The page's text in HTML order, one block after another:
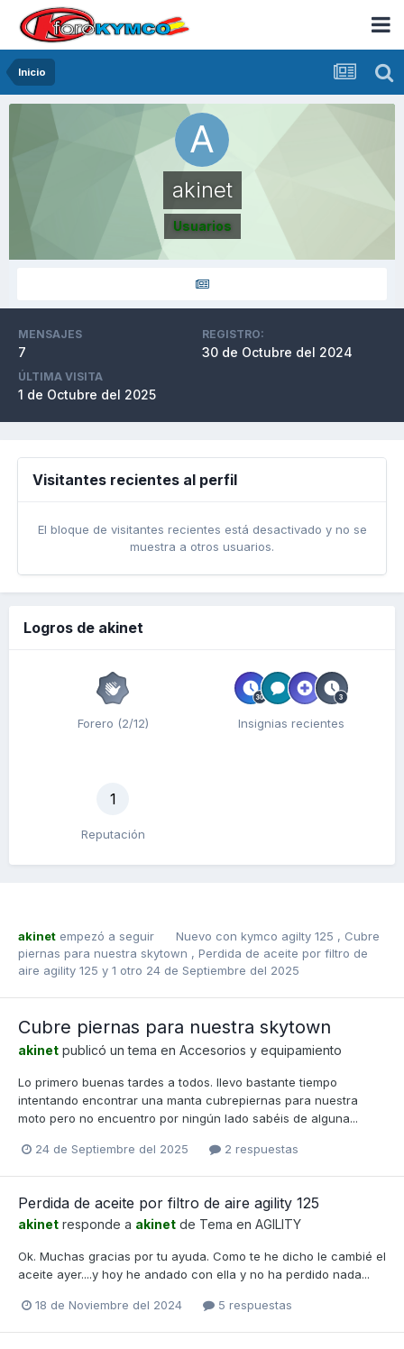
Inicio
akinet
Usuarios
MENSAJES
7
REGISTRO:
30 de Octubre del 2024
ÚLTIMA VISITA
1 de Octubre del 2025
Visitantes recientes al perfil
El bloque de visitantes recientes está desactivado y no se
muestra a otros usuarios.
Logros de akinet
Forero (2/12) Insignias recientes
1
Reputación
akinet empezó a seguir Nuevo con kymco agilty 125 , Cubre
piernas para nuestra skytown , Perdida de aceite por filtro de
aire agility 125 y 1 otro 24 de Septiembre del 2025
Cubre piernas para nuestra skytown
akinet publicó un tema en Accesorios y equipamiento
Lo primero buenas tardes a todos. llevo bastante tiempo
intentando encontrar una manta cubrepiernas para nuestra
moto pero no encuentro por ningún lado sabéis de alguna...
24 de Septiembre del 2025 2 respuestas
Perdida de aceite por filtro de aire agility 125
akinet responde a akinet de Tema en AGILITY
Ok. Muchas gracias por tu ayuda. Como te he dicho le cambié el
aceite ayer....y hoy he andado con ella y no ha perdido nada...
18 de Noviembre del 2024 5 respuestas